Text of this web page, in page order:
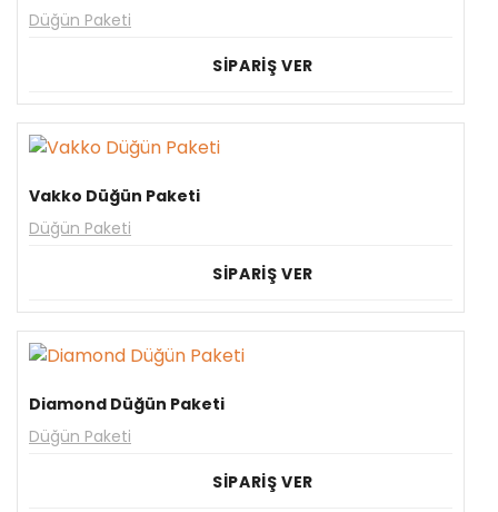
Düğün Paketi
SİPARİŞ VER
Vakko Düğün Paketi
Düğün Paketi
SİPARİŞ VER
Diamond Düğün Paketi
Düğün Paketi
SİPARİŞ VER